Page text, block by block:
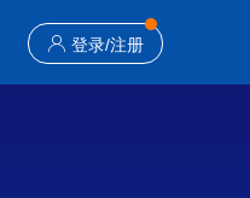
登录/注册